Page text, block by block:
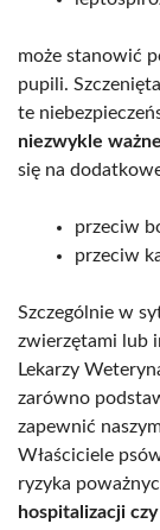
może stanowić
pupili.
te
niezwykle ważne
się na
przeciw
przeciw
Szczególnie w
zwierzętami lub
Lekarzy
zarówno
zapewnić
Właściciele
ryzyka
hospitalizacji